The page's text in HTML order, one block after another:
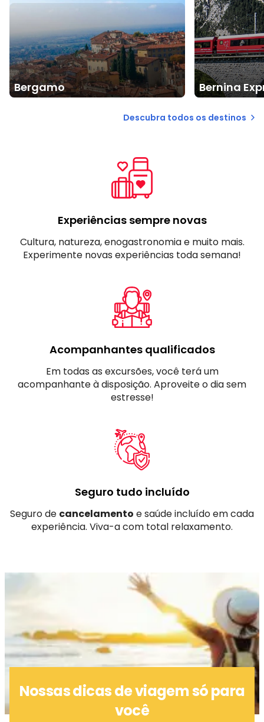
Bergamo Bernina
Descubra todos os destinos
Experiências sempre novas
Cultura, natureza, enogastronomia e muito mais.
Experimente novas experiências toda semana!
Acompanhantes qualificados
Em todas as excursões, você terá um
acompanhante à disposição. Aproveite o dia sem
estresse!
Seguro tudo incluído
Seguro de cancelamento e saúde incluído em cada
experiência. Viva-a com total relaxamento.
Nossas dicas de viagem só para
você